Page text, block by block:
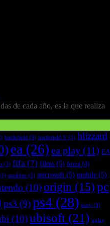
de cada año, es la que realiza
battlefield (3) battlefield V (3) blizzard
ea (26) ea play (11) EA
(3) fifa (7) films (5) forza (4)
madden (3) microsoft (5) mobile (5)
(10)origin (15) pc
ps3 (9)ps4 (28) sony (3)
(10)ubisoft (21) uplay